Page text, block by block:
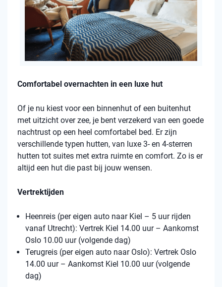
Comfortabel overnachten in een luxe hut
Of je nu kiest voor een binnenhut of een buitenhut
met uitzicht over zee, je bent verzekerd van een goede
nachtrust op een heel comfortabel bed. Er zijn
verschillende typen hutten, van luxe 3- en 4-sterren
hutten tot suites met extra ruimte en comfort. Zo is er
altijd een hut die past bij jouw wensen.
Vertrektijden
Heenreis (per eigen auto naar Kiel – 5 uur rijden
vanaf Utrecht): Vertrek Kiel 14.00 uur – Aankomst
Oslo 10.00 uur (volgende dag)
Terugreis (per eigen auto naar Oslo): Vertrek Oslo
14.00 uur – Aankomst Kiel 10.00 uur (volgende
dag)